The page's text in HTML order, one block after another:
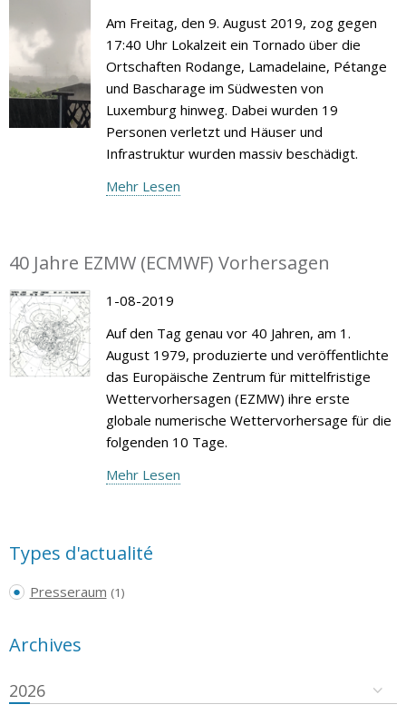
Am Freitag, den 9. August 2019, zog gegen
17:40 Uhr Lokalzeit ein Tornado über die
Ortschaften Rodange, Lamadelaine, Pétange
und Bascharage im Südwesten von
Luxemburg hinweg. Dabei wurden 19
Personen verletzt und Häuser und
Infrastruktur wurden massiv beschädigt.
Mehr Lesen
40 Jahre EZMW (ECMWF) Vorhersagen
1-08-2019
Auf den Tag genau vor 40 Jahren, am 1.
August 1979, produzierte und veröffentlichte
das Europäische Zentrum für mittelfristige
Wettervorhersagen (EZMW) ihre erste
globale numerische Wettervorhersage für die
folgenden 10 Tage.
Mehr Lesen
Types d'actualité
Presseraum (1)
Archives
2026